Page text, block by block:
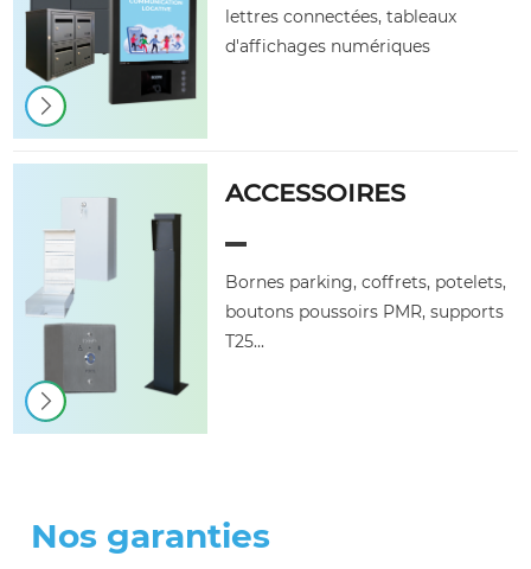
ACCESSOIRES
Bornes parking, coffrets, potelets,
boutons poussoirs PMR, supports
T25...
lettres connectées, tableaux
d'affichages numériques
Nos garanties